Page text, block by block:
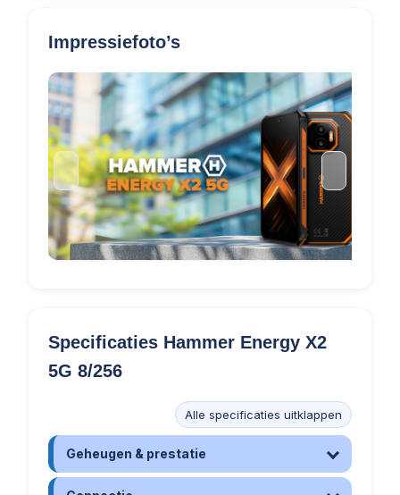
Impressiefoto’s
Specificaties Hammer Energy X2
5G 8/256
Alle specificaties uitklappen
Geheugen & prestatie